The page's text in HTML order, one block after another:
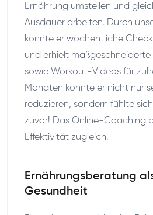
Ernährung umstellen und
Ausdauer arbeiten. Durch
konnte er wöchentliche
und erhielt
sowie Workout-Videos für
Monaten konnte er nicht nur
reduzieren, sondern fühlte
zuvor! Das Online-Coaching
Effektivität zugleich.
Ernährungsberatung
Gesundheit